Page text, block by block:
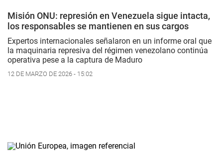
Misión ONU: represión en Venezuela sigue intacta,
los responsables se mantienen en sus cargos
Expertos internacionales señalaron en un informe oral que
la maquinaria represiva del régimen venezolano continúa
operativa pese a la captura de Maduro
12 DE MARZO DE 2026 - 15:02